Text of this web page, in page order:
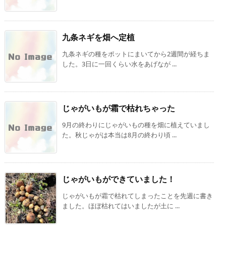
九条ネギを畑へ定植
九条ネギの種をポットにまいてから2週間が経ちま
した。3日に一回くらい水をあげなが ...
じゃがいもが霜で枯れちゃった
9月の終わりにじゃがいもの種を畑に植えていまし
た。秋じゃがは本当は8月の終わり頃 ...
じゃがいもができていました！
じゃがいもが霜で枯れてしまったことを先週に書き
ました。ほぼ枯れてはいましたが土に ...